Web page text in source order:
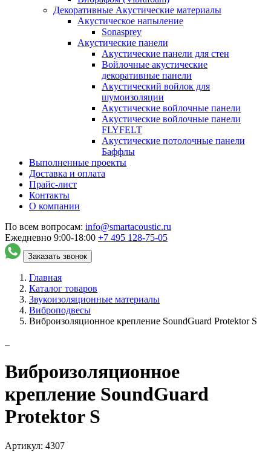
Декоративные Акустические материалы
Акустическое напыление
Sonasprey
Акустические панели
Акустические панели для стен
Войлочные акустические
декоративные панели
Акустический войлок для
шумоизоляции
Акустические войлочные панели
Акустические войлочные панели
FLYFELT
Акустические потолочные панели
Баффлы
Выполненные проекты
Доставка и оплата
Прайс-лист
Контакты
О компании
По всем вопросам: info@smartacoustic.ru
Ежедневно 9:00-18:00 +7 495 128-75-05
Заказать звонок
Главная
Каталог товаров
Звукоизоляционные материалы
Виброподвесы
Виброизоляционное крепление SoundGuard Protektor S
Виброизоляционное
крепление SoundGuard
Protektor S
Артикул: 4307